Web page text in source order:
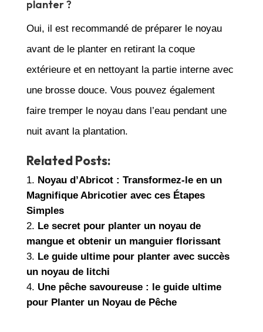
planter ?
Oui, il est recommandé de préparer le noyau
avant de le planter en retirant la coque
extérieure et en nettoyant la partie interne avec
une brosse douce. Vous pouvez également
faire tremper le noyau dans l’eau pendant une
nuit avant la plantation.
Related Posts:
Noyau d’Abricot : Transformez-le en un
Magnifique Abricotier avec ces Étapes
Simples
Le secret pour planter un noyau de
mangue et obtenir un manguier florissant
Le guide ultime pour planter avec succès
un noyau de litchi
Une pêche savoureuse : le guide ultime
pour Planter un Noyau de Pêche